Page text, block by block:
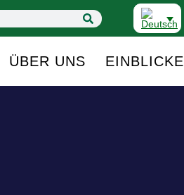
ÜBER UNS EINBLICKE